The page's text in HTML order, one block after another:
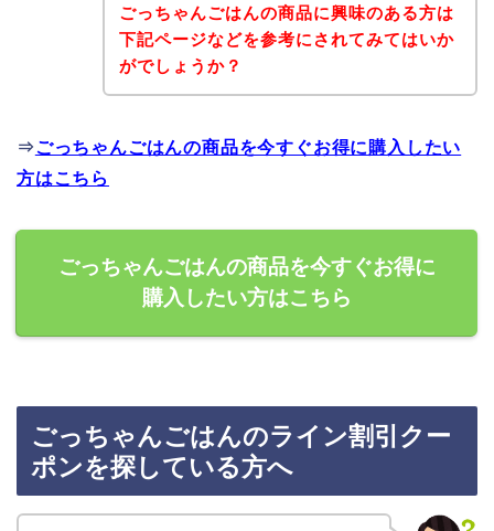
ごっちゃんごはんの商品に興味のある方は
下記ページなどを参考にされてみてはいか
がでしょうか？
⇒ごっちゃんごはんの商品を今すぐお得に購入したい
方はこちら
ごっちゃんごはんの商品を今すぐお得に
購入したい方はこちら
ごっちゃんごはんのライン割引クー
ポンを探している方へ